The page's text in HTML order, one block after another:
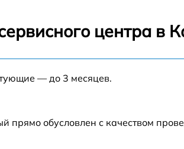
от 60 мин
центра в
— до 3 месяцев.
прямо обусловлен с качеством